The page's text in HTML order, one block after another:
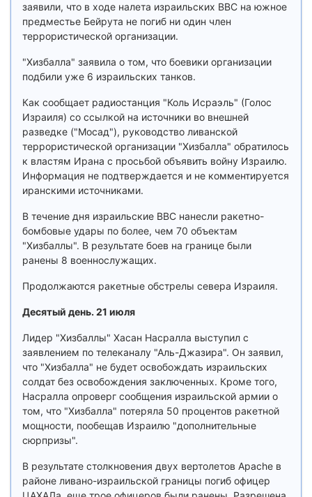
заявили, что в ходе налета израильских ВВС на южное
предместье Бейрута не погиб ни один член
террористической организации.
"Хизбалла" заявила о том, что боевики организации
подбили уже 6 израильских танков.
Как сообщает радиостанция "Коль Исраэль" (Голос
Израиля) со ссылкой на источники во внешней
разведке ("Мосад"), руководство ливанской
террористической организации "Хизбалла" обратилось
к властям Ирана с просьбой объявить войну Израилю.
Информация не подтверждается и не комментируется
иранскими источниками.
В течение дня израильские ВВС нанесли ракетно-
бомбовые удары по более, чем 70 объектам
"Хизбаллы". В результате боев на границе были
ранены 8 военнослужащих.
Продолжаются ракетные обстрелы севера Израиля.
Десятый день. 21 июля
Лидер "Хизбаллы" Хасан Насралла выступил с
заявлением по телеканалу "Аль-Джазира". Он заявил,
что "Хизбалла" не будет освобождать израильских
солдат без освобождения заключенных. Кроме того,
Насралла опроверг сообщения израильской армии о
том, что "Хизбалла" потеряла 50 процентов ракетной
мощности, пообещав Израилю "дополнительные
сюрпризы".
В результате столкновения двух вертолетов Apache в
районе ливано-израильской границы погиб офицер